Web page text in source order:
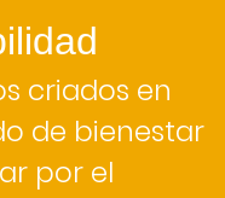
criados en
de bienestar
por el